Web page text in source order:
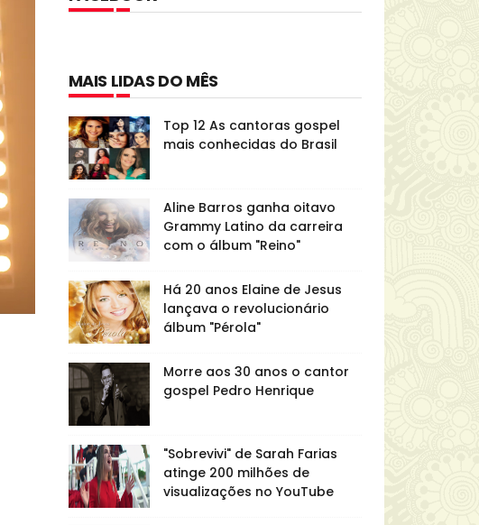
MAIS LIDAS DO MÊS
Top 12 As cantoras gospel
mais conhecidas do Brasil
Aline Barros ganha oitavo
Grammy Latino da carreira
com o álbum "Reino"
Há 20 anos Elaine de Jesus
lançava o revolucionário
álbum "Pérola"
Morre aos 30 anos o cantor
gospel Pedro Henrique
"Sobrevivi" de Sarah Farias
atinge 200 milhões de
visualizações no YouTube